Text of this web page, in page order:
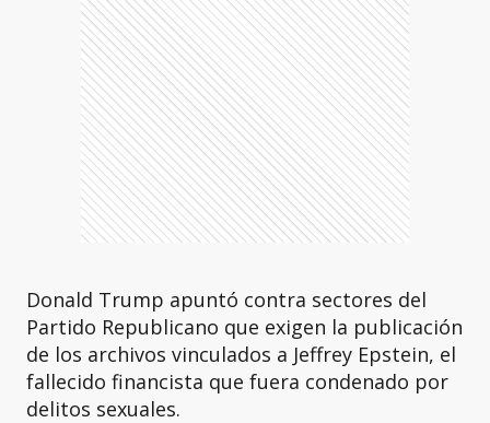
Donald Trump apuntó contra sectores del
Partido Republicano que exigen la publicación
de los archivos vinculados a Jeffrey Epstein, el
fallecido financista que fuera condenado por
delitos sexuales.